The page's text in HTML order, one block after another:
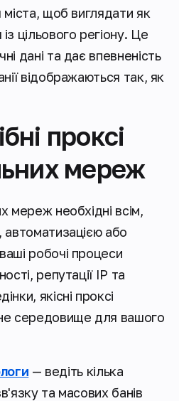
міста, щоб виглядати як
цільового регіону. Це
дані та дає впевненість
відображаються так, як
проксі
мереж
мереж необхідні всім,
або
робочі процеси
репутації IP та
якісні проксі
середовище для вашого
— ведіть кілька
та масових банів